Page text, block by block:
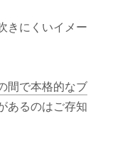
きにくいイメー
間で本格的なブ
あるのはご存知